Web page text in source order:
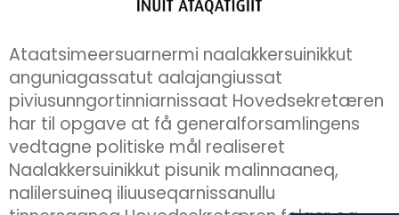
Ataatsimeersuarnermi naalakkersuinikkut
anguniagassatut aalajangiussat
piviusunngortinniarnissaat Hovedsekretæren
har til opgave at få generalforsamlingens
vedtagne politiske mål realiseret
Naalakkersuinikkut pisunik malinnaaneq,
nalilersuineq iliuuseqarnissanullu